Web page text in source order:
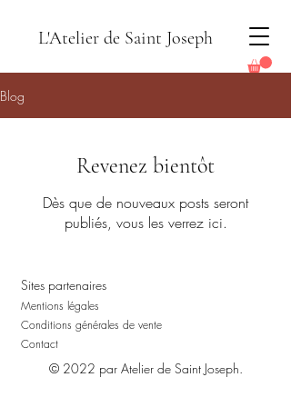
L'Atelier de Saint Joseph
Blog
Revenez bientôt
Dès que de nouveaux posts seront
publiés, vous les verrez ici.
Sites partenaires
Mentions légales
Conditions générales de vente
Contact
© 2022 par Atelier de Saint Joseph.